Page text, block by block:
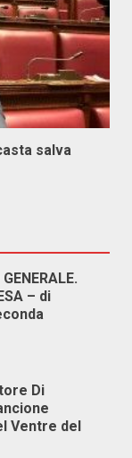
salva
– di
Di
Ventre del